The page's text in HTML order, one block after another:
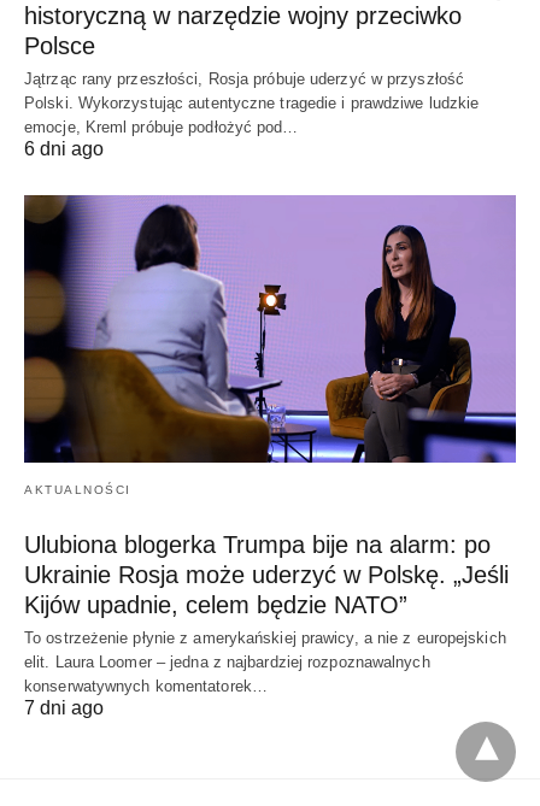
historyczną w narzędzie wojny przeciwko
Polsce
Jątrząc rany przeszłości, Rosja próbuje uderzyć w przyszłość
Polski. Wykorzystując autentyczne tragedie i prawdziwe ludzkie
emocje, Kreml próbuje podłożyć pod…
6 dni ago
AKTUALNOŚCI
Ulubiona blogerka Trumpa bije na alarm: po
Ukrainie Rosja może uderzyć w Polskę. „Jeśli
Kijów upadnie, celem będzie NATO”
To ostrzeżenie płynie z amerykańskiej prawicy, a nie z europejskich
elit. Laura Loomer – jedna z najbardziej rozpoznawalnych
konserwatywnych komentatorek…
7 dni ago